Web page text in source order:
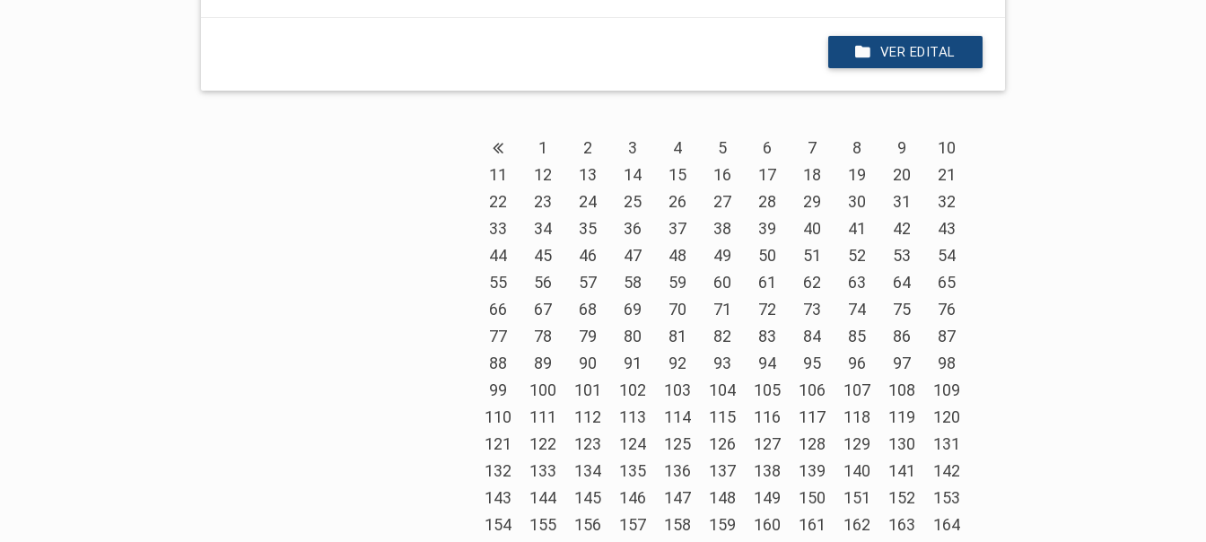
VER EDITAL
1 2 3 4 5 6 7 8 9
10
11
12 13 14 15 16 17 18 19 20
21
22
23 24 25 26 27 28 29 30 31
32
33
34 35 36 37 38 39 40 41 42
43
44
45 46 47 48 49 50 51 52 53
54
55
56 57 58 59 60 61 62 63 64
65
66
67 68 69 70 71 72 73 74 75
76
77
78 79 80 81 82 83 84 85 86
87
88
89 90 91 92 93 94 95 96 97
98
99
100 101 102 103 104 105 106 107 108
109
110
111 112 113 114 115 116 117 118 119
120
121
122 123 124 125 126 127 128 129 130
131
132
133 134 135 136 137 138 139 140 141
142
143
144 145 146 147 148 149 150 151 152
153
154
155 156 157 158 159 160 161 162 163
164